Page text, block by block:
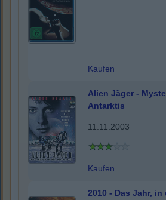
Kaufen
Alien Jäger -
Antarktis
11.11.2003
Kaufen
2010 - Das Jahr,